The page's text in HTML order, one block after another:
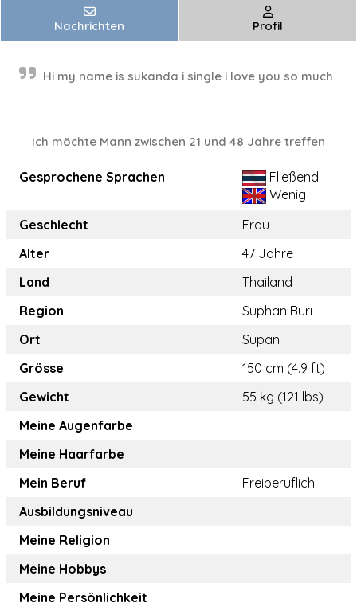
Nachrichten Profil
Hi my name is sukanda i single i love you so much
Ich möchte Mann zwischen 21 und 48 Jahre treffen
Gesprochene Sprachen
Fließend
Wenig
Geschlecht
Frau
Alter
47 Jahre
Land
Thailand
Region
Suphan Buri
Ort
Supan
Grösse
150 cm (4.9 ft)
Gewicht
55 kg (121 lbs)
Meine Augenfarbe
Meine Haarfarbe
Mein Beruf
Freiberuflich
Ausbildungsniveau
Meine Religion
Meine Hobbys
Meine Persönlichkeit